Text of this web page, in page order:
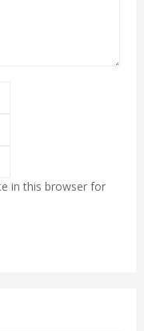
in this browser for